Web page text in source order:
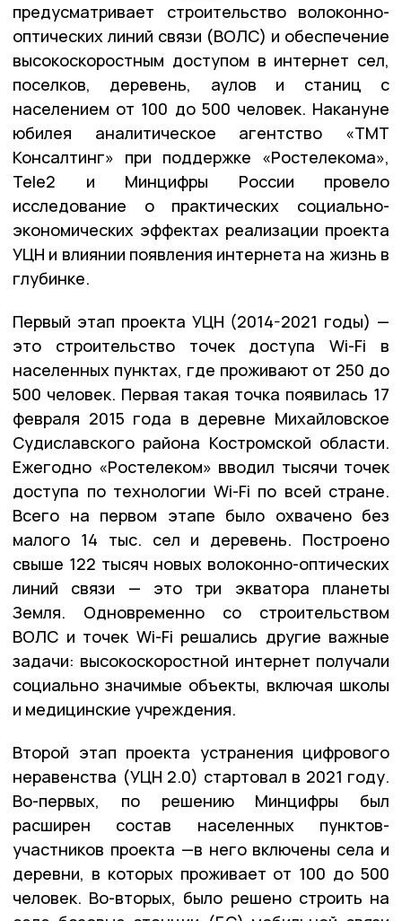
предусматривает строительство волоконно-
оптических линий связи (ВОЛС) и обеспечение
высокоскоростным доступом в интернет сел,
поселков, деревень, аулов и станиц с
населением от 100 до 500 человек. Накануне
юбилея аналитическое агентство «ТМТ
Консалтинг» при поддержке «Ростелекома»,
Tele2 и Минцифры России провело
исследование о практических социально-
экономических эффектах реализации проекта
УЦН и влиянии появления интернета на жизнь в
глубинке.
Первый этап проекта УЦН (2014-2021 годы) —
это строительство точек доступа Wi-Fi в
населенных пунктах, где проживают от 250 до
500 человек. Первая такая точка появилась 17
февраля 2015 года в деревне Михайловское
Судиславского района Костромской области.
Ежегодно «Ростелеком» вводил тысячи точек
доступа по технологии Wi-Fi по всей стране.
Всего на первом этапе было охвачено без
малого 14 тыс. сел и деревень. Построено
свыше 122 тысяч новых волоконно-оптических
линий связи — это три экватора планеты
Земля. Одновременно со строительством
ВОЛС и точек Wi-Fi решались другие важные
задачи: высокоскоростной интернет получали
социально значимые объекты, включая школы
и медицинские учреждения.
Второй этап проекта устранения цифрового
неравенства (УЦН 2.0) стартовал в 2021 году.
Во-первых, по решению Минцифры был
расширен состав населенных пунктов-
участников проекта —в него включены села и
деревни, в которых проживает от 100 до 500
человек. Во-вторых, было решено строить на